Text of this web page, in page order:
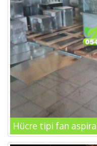
Hücre tipi fan